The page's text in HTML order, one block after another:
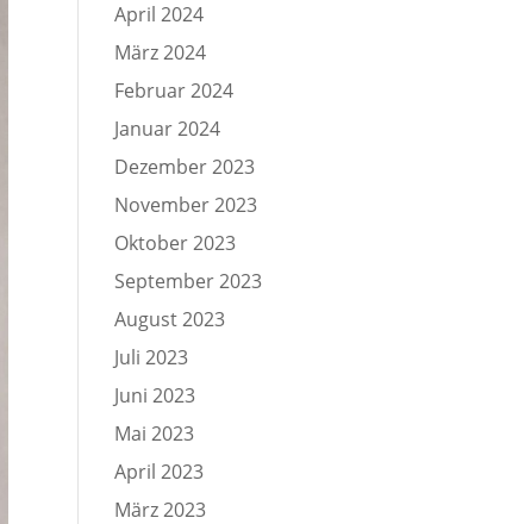
April 2024
März 2024
Februar 2024
Januar 2024
Dezember 2023
November 2023
Oktober 2023
September 2023
August 2023
Juli 2023
Juni 2023
Mai 2023
April 2023
März 2023